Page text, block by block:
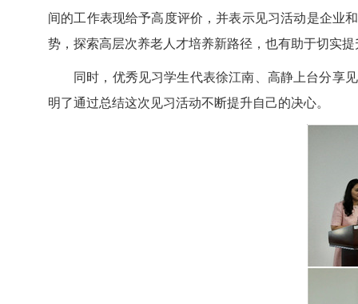
间的工作表现给予高度评价，并表示见习活动是企业
势，探索高层次养老人才培养新路径，也有助于切实
同时，优秀见习学生代表徐江南、高静上台分享
明了通过总结这次见习活动不断提升自己的决心。